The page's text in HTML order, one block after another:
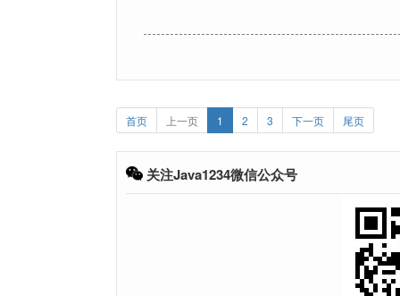
首页 上一页 1 2 3 下一页 尾页
关注Java1234微信公众号